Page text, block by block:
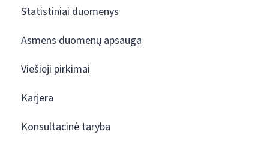
Statistiniai duomenys
Asmens duomenų apsauga
Viešieji pirkimai
Karjera
Konsultacinė taryba